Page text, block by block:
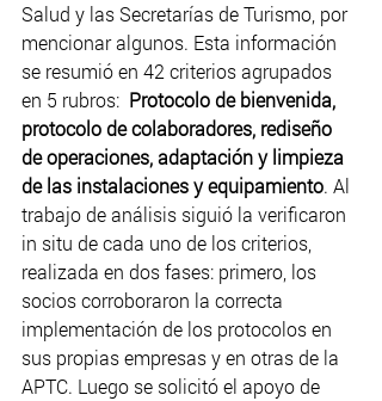
Salud y las Secretarías de Turismo, por
mencionar algunos. Esta información
se resumió en 42 criterios agrupados
en 5 rubros: Protocolo de bienvenida,
protocolo de colaboradores, rediseño
de operaciones, adaptación y limpieza
de las instalaciones y equipamiento. Al
trabajo de análisis siguió la verificaron
in situ de cada uno de los criterios,
realizada en dos fases: primero, los
socios corroboraron la correcta
implementación de los protocolos en
sus propias empresas y en otras de la
APTC. Luego se solicitó el apoyo de